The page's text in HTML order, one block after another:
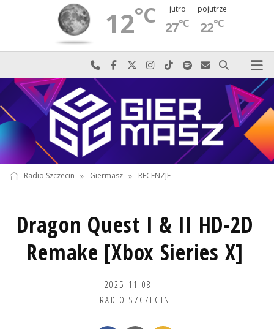
12°C jutro
27°C
pojutrze
22°C
Najlepiej po prostu do nas zadzwoń
Odwiedź nas na Facebook-u
Odwiedź nas na X
Odwiedź nas na Instagram-ie
Odwiedź nas na TikTok-u
Szukaj nas na Spotify
Wyślij do nas
Szukaj
Radio Szczecin » Giermasz » RECENZJE
Dragon Quest I & II HD-2D
Remake [Xbox Sieries X]
2025-11-08
RADIO SZCZECIN